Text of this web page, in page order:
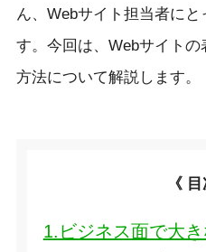
ん、Webサイト担当者に
す。今回は、Webサイト
方法について解説します。
《 目
1.ビジネス面で大き